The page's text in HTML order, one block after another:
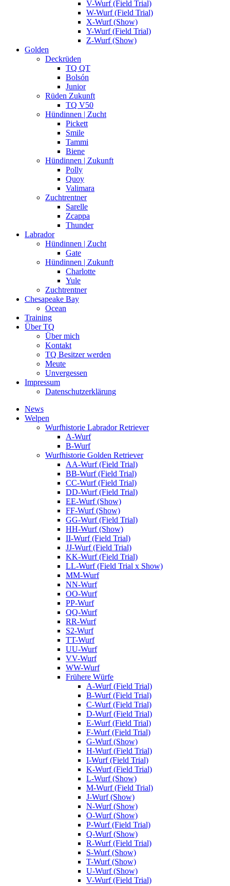
V-Wurf (Field Trial)
W-Wurf (Field Trial)
X-Wurf (Show)
Y-Wurf (Field Trial)
Z-Wurf (Show)
Golden
Deckrüden
TQ QT
Bolsón
Junior
Rüden Zukunft
TQ V50
Hündinnen | Zucht
Pickett
Smile
Tammi
Biene
Hündinnen | Zukunft
Polly
Quoy
Valimara
Zuchtrentner
Sarelle
Zcappa
Thunder
Labrador
Hündinnen | Zucht
Gate
Hündinnen | Zukunft
Charlotte
Yule
Zuchtrentner
Chesapeake Bay
Ocean
Training
Über TQ
Über mich
Kontakt
TQ Besitzer werden
Meute
Unvergessen
Impressum
Datenschutzerklärung
News
Welpen
Wurfhistorie Labrador Retriever
A-Wurf
B-Wurf
Wurfhistorie Golden Retriever
AA-Wurf (Field Trial)
BB-Wurf (Field Trial)
CC-Wurf (Field Trial)
DD-Wurf (Field Trial)
EE-Wurf (Show)
FF-Wurf (Show)
GG-Wurf (Field Trial)
HH-Wurf (Show)
II-Wurf (Field Trial)
JJ-Wurf (Field Trial)
KK-Wurf (Field Trial)
LL-Wurf (Field Trial x Show)
MM-Wurf
NN-Wurf
OO-Wurf
PP-Wurf
QQ-Wurf
RR-Wurf
S2-Wurf
TT-Wurf
UU-Wurf
VV-Wurf
WW-Wurf
Frühere Würfe
A-Wurf (Field Trial)
B-Wurf (Field Trial)
C-Wurf (Field Trial)
D-Wurf (Field Trial)
E-Wurf (Field Trial)
F-Wurf (Field Trial)
G-Wurf (Show)
H-Wurf (Field Trial)
I-Wurf (Field Trial)
K-Wurf (Field Trial)
L-Wurf (Show)
M-Wurf (Field Trial)
J-Wurf (Show)
N-Wurf (Show)
O-Wurf (Show)
P-Wurf (Field Trial)
Q-Wurf (Show)
R-Wurf (Field Trial)
S-Wurf (Show)
T-Wurf (Show)
U-Wurf (Show)
V-Wurf (Field Trial)